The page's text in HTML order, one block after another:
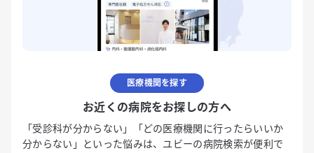
医療機関を探す
お近くの病院をお探しの方へ
「受診科が分からない」「どの医療機関に行ったらいいか
分からない」といった悩みは、ユビーの病院検索が便利で